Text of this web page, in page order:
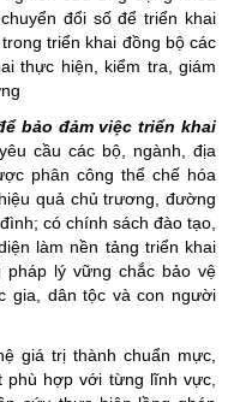
đổi số để triển khai
triển khai đồng bộ các
thực hiện, kiểm tra, giám
bảo đảm việc triển khai
cầu các bộ, ngành, địa
phân công thể chế hóa
quả chủ trương, đường
có chính sách đào tạo,
làm nền tảng triển khai
lý vững chắc bảo vệ
gia, dân tộc và con người
giá trị thành chuẩn mực,
hợp với từng lĩnh vực,